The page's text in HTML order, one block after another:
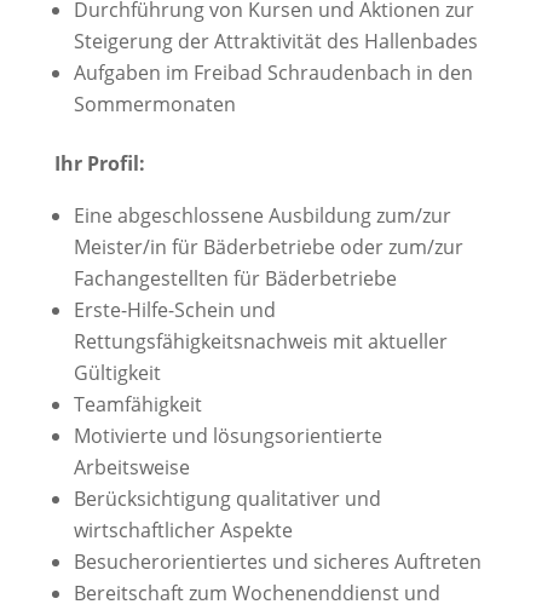
Durchführung von Kursen und Aktionen zur
Steigerung der Attraktivität des Hallenbades
Aufgaben im Freibad Schraudenbach in den
Sommermonaten
Ihr Profil:
Eine abgeschlossene Ausbildung zum/zur
Meister/in für Bäderbetriebe oder zum/zur
Fachangestellten für Bäderbetriebe
Erste-Hilfe-Schein und
Rettungsfähigkeitsnachweis mit aktueller
Gültigkeit
Teamfähigkeit
Motivierte und lösungsorientierte
Arbeitsweise
Berücksichtigung qualitativer und
wirtschaftlicher Aspekte
Besucherorientiertes und sicheres Auftreten
Bereitschaft zum Wochenenddienst und